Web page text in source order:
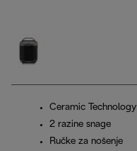
Ceramic Technology
2 razine snage
Ručke za nošenje